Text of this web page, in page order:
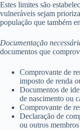
Estes limites são
vulneráveis sejam
população que também
Documentação
documentos que
Comprovante de
imposto de renda
Documentos de
de nascimento ou
Comprovante de
Declaração de
ou outros